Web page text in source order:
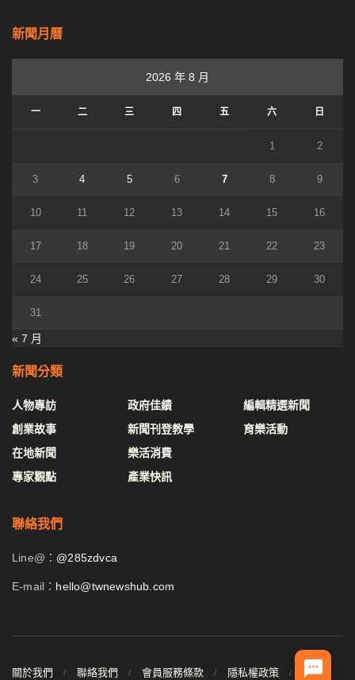
新聞月曆
2026 年 8 月
一 二 三 四 五 六 日
1 2
3 4 5 6 7 8 9
10 11 12 13 14 15 16
17 18 19 20 21 22 23
24 25 26 27 28 29 30
31
« 7 月
新聞分類
人物專訪
創業故事
在地新聞
專家觀點
政府佳績
新聞刊登教學
樂活消費
產業快訊
編輯精選新聞
育樂活動
聯絡我們
Line@： @285zdvca
E-mail： hello@twnewshub.com
關於我們 聯絡我們 會員服務條款 隱私權政策